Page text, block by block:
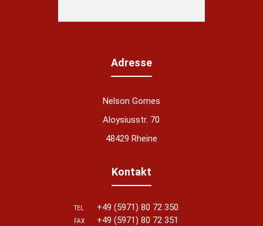
Adresse
Nelson Gomes
Aloysiusstr. 70
48429 Rheine
Kontakt
TEL +49 (5971) 80 72 350
FAX +49 (5971) 80 72 351